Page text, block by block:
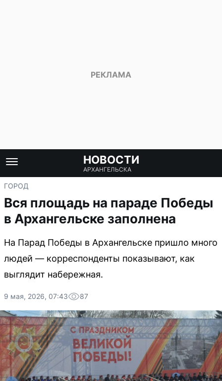
НОВОСТИ
АРХАНГЕЛЬСКА
ГОРОД
Вся площадь на параде Победы
в Архангельске заполнена
На Парад Победы в Архангельске пришло много
людей — корреспонденты показывают, как
выглядит набережная.
9 мая, 2026, 07:43 87